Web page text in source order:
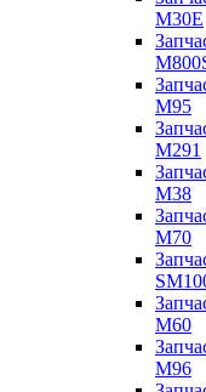
M30E
M95
M291
M38
M70
M60
M96